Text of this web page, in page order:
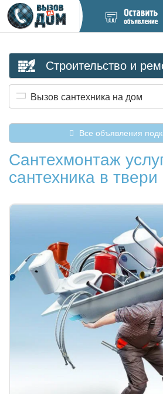
новое
Строительство и
Вызов сантехника на дом
Все объявления
Сантехмонтаж
сантехника в твери